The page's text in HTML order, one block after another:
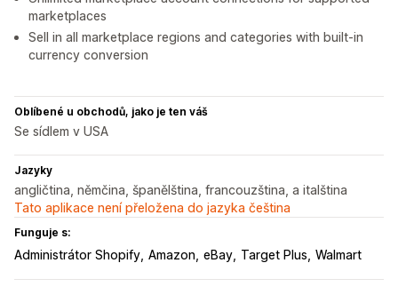
marketplaces
Sell in all marketplace regions and categories with built-in
currency conversion
Oblíbené u obchodů, jako je ten váš
Se sídlem v USA
Jazyky
angličtina, němčina, španělština, francouzština, a italština
Tato aplikace není přeložena do jazyka čeština
Funguje s:
Administrátor Shopify Amazon eBay Target Plus Walmart